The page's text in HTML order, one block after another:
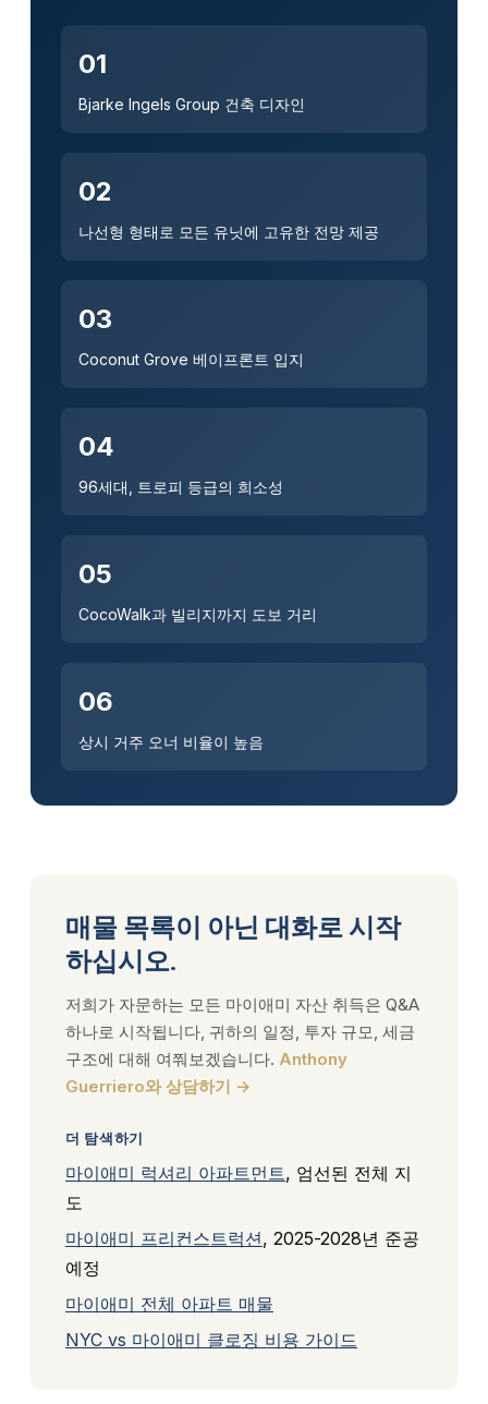
01
Bjarke Ingels Group 건축 디자인
02
나선형 형태로 모든 유닛에 고유한 전망 제공
03
Coconut Grove 베이프론트 입지
04
96세대, 트로피 등급의 희소성
05
CocoWalk과 빌리지까지 도보 거리
06
상시 거주 오너 비율이 높음
매물 목록이 아닌 대화로 시작
하십시오.
저희가 자문하는 모든 마이애미 자산 취득은 Q&A
하나로 시작됩니다, 귀하의 일정, 투자 규모, 세금
구조에 대해 여쭤보겠습니다. Anthony
Guerriero와 상담하기 →
더 탐색하기
마이애미 럭셔리 아파트먼트, 엄선된 전체 지
도
마이애미 프리컨스트럭션, 2025-2028년 준공
예정
마이애미 전체 아파트 매물
NYC vs 마이애미 클로징 비용 가이드